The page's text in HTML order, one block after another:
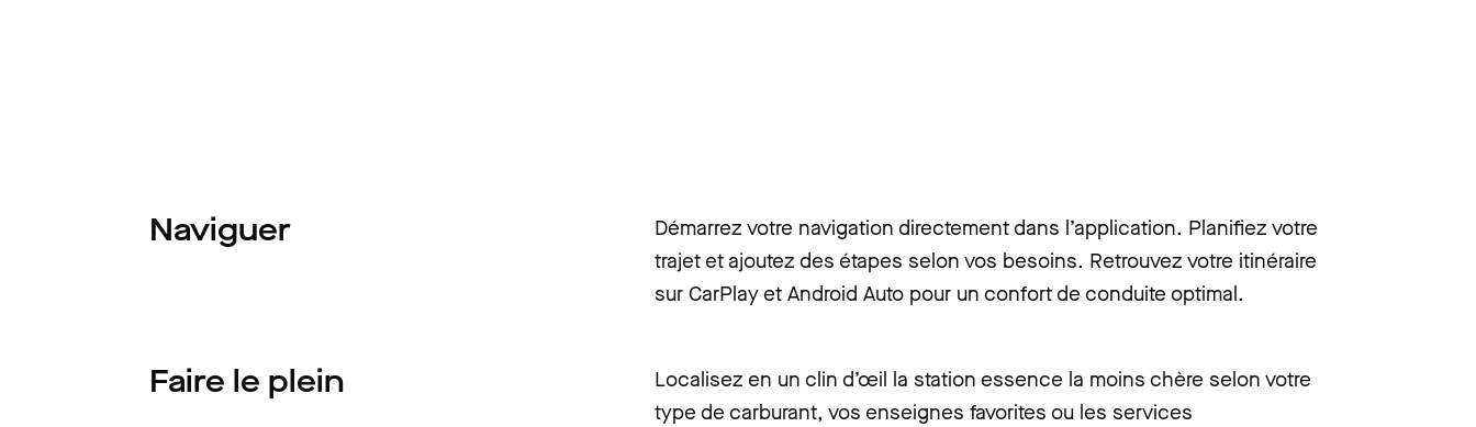
Naviguer
Démarrez votre navigation directement dans l’application. Planifiez votre
trajet et ajoutez des étapes selon vos besoins. Retrouvez votre itinéraire
sur CarPlay et Android Auto pour un confort de conduite optimal.
Faire le plein
Localisez en un clin d’œil la station essence la moins chère selon votre
type de carburant, vos enseignes favorites ou les services